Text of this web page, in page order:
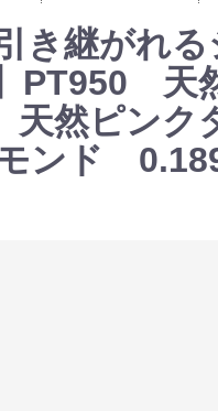
き継がれる
PT950 天
然ピンク
ンド